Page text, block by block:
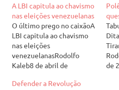
A LBI capitula ao chavismo
nas eleições venezuelanas
O último prego no caixãoA
LBI capitula ao chavismo
nas eleições
venezuelanasRodolfo
Kaleb8 de abril de
acompanham as
de
Defender a Revolução